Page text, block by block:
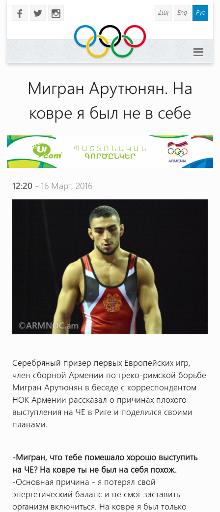
b a x Հայ Eng Рус
Мигран Арутюнян. На
ковре я был не в себе
12:20- 16 Март, 2016
Серебряный призер первых Европейских игр,
член сборной Армении по греко-римской борьбе
Мигран Арутюнян в беседе с корреспондентом
НОК Армении рассказал о причинах плохого
выступления на ЧЕ в Риге и поделился своими
планами.
-Мигран, что тебе помешало хорошо выступить
на ЧЕ? На ковре ты не был на себя похож.
-Основная причина - я потерял свой
энергетический баланс и не смог заставить
организм включиться. На ковре я был только